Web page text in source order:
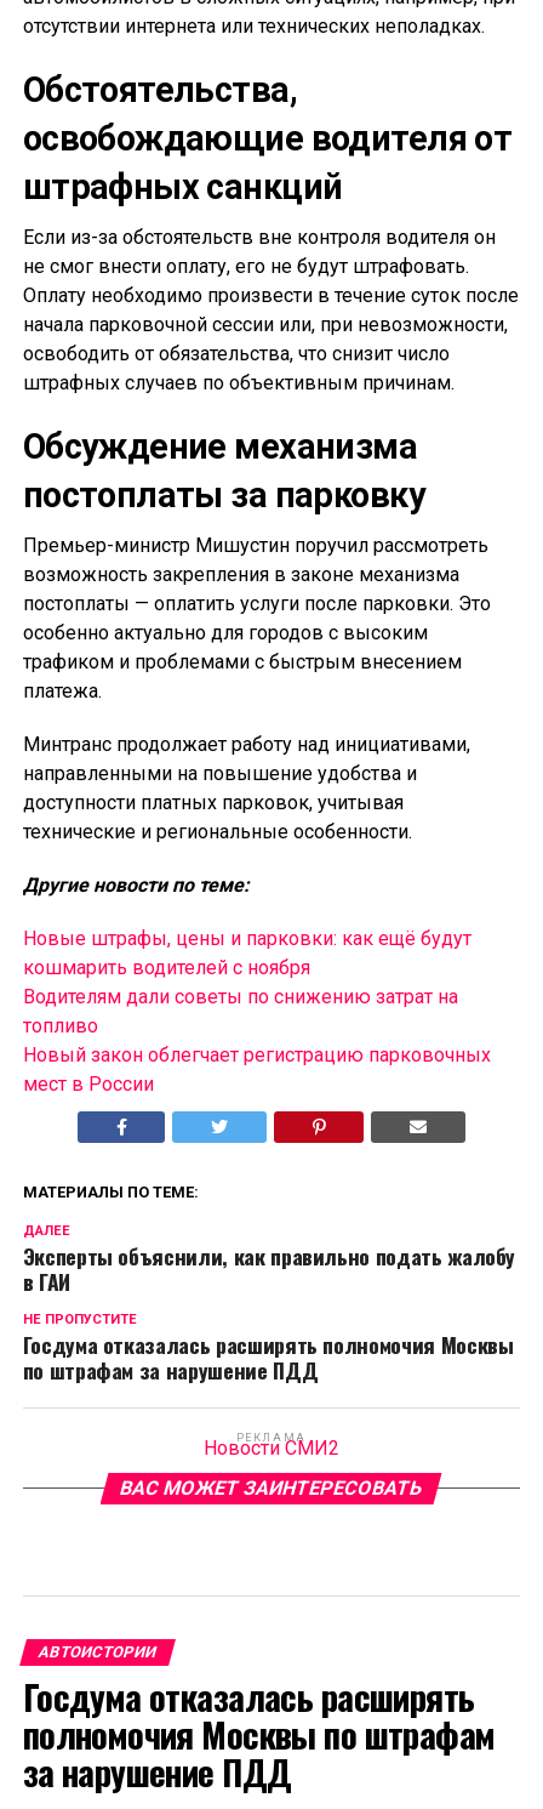
отсутствии интернета или технических неполадках.
Обстоятельства,
освобождающие водителя от
штрафных санкций
Если из-за обстоятельств вне контроля водителя он
не смог внести оплату, его не будут штрафовать.
Оплату необходимо произвести в течение суток после
начала парковочной сессии или, при невозможности,
освободить от обязательства, что снизит число
штрафных случаев по объективным причинам.
Обсуждение механизма
постоплаты за парковку
Премьер-министр Мишустин поручил рассмотреть
возможность закрепления в законе механизма
постоплаты — оплатить услуги после парковки. Это
особенно актуально для городов с высоким
трафиком и проблемами с быстрым внесением
платежа.
Минтранс продолжает работу над инициативами,
направленными на повышение удобства и
доступности платных парковок, учитывая
технические и региональные особенности.
Другие новости по теме:
Новые штрафы, цены и парковки: как ещё будут
кошмарить водителей с ноября
Водителям дали советы по снижению затрат на
топливо
Новый закон облегчает регистрацию парковочных
мест в России
МАТЕРИАЛЫ ПО ТЕМЕ:
ДАЛЕЕ
Эксперты объяснили, как правильно подать жалобу
в ГАИ
НЕ ПРОПУСТИТЕ
Госдума отказалась расширять полномочия Москвы
по штрафам за нарушение ПДД
РЕКЛАМА
Новости СМИ2
ВАС МОЖЕТ ЗАИНТЕРЕСОВАТЬ
АВТОИСТОРИИ
Госдума отказалась расширять
полномочия Москвы по штрафам
за нарушение ПДД